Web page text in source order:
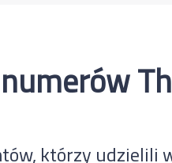
którzy udzielili